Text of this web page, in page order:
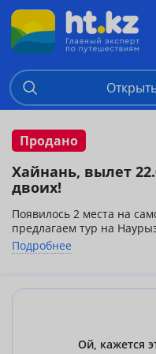
Продано
Хайнань, вылет
двоих!
Появилось 2 места на
предлагаем тур на
Palm Beach resort 4* Elegant
Ocean Sonic Resort Sanya
системой питания «Все
авиаперелеты Алматы-Санья-
Подробнее
Ой, кажется